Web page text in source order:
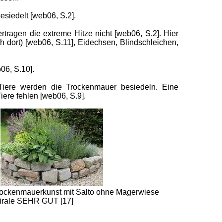
[web06, S.2].
die extreme Hitze nicht [web06, S.2]. Hier
dort) [web06, S.11], Eidechsen, Blindschleichen,
S.10].
werden die Trockenmauer besiedeln. Eine
fehlen [web06, S.9].
mit Salto ohne Magerwiese
SEHR GUT [17]